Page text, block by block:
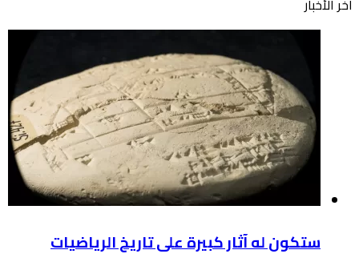
ستكون له آثار كبيرة على تاريخ الرياضيات